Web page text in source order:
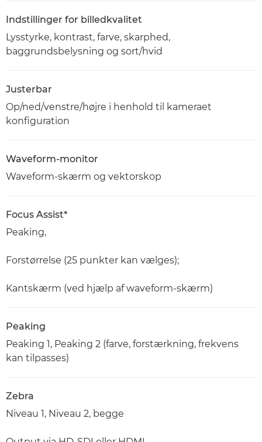
Indstillinger for billedkvalitet
Lysstyrke, kontrast, farve, skarphed,
baggrundsbelysning og sort/hvid
Justerbar
Op/ned/venstre/højre i henhold til kameraet
konfiguration
Waveform-monitor
Waveform-skærm og vektorskop
Focus Assist*
Peaking,
Forstørrelse (25 punkter kan vælges);
Kantskærm (ved hjælp af waveform-skærm)
Peaking
Peaking 1, Peaking 2 (farve, forstærkning, frekvens
kan tilpasses)
Zebra
Niveau 1, Niveau 2, begge